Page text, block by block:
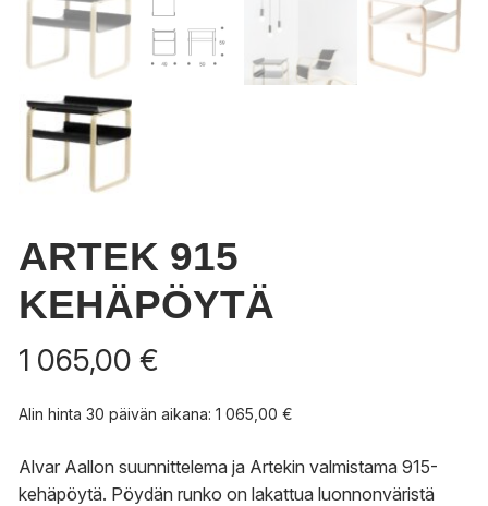
ARTEK 915
KEHÄPÖYTÄ
1 065,00 €
Alin hinta 30 päivän aikana: 1 065,00 €
Alvar Aallon suunnittelema ja Artekin valmistama 915-
kehäpöytä. Pöydän runko on lakattua luonnonväristä